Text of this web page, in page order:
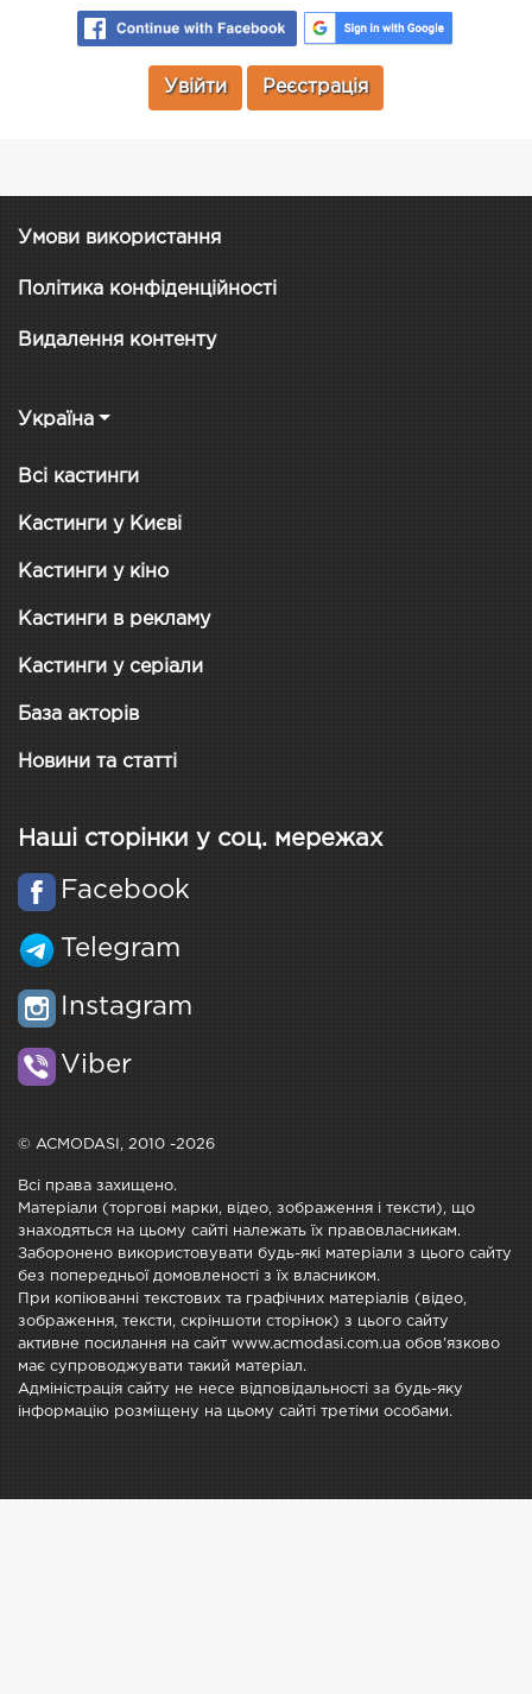
Увійти Реєстрація
Умови використання
Політика конфіденційності
Видалення контенту
Україна
Всі кастинги
Кастинги у Києві
Кастинги у кіно
Кастинги в рекламу
Кастинги у серіали
База акторів
Новини та статті
Наші сторінки у соц. мережах
Facebook
Telegram
Instagram
Viber
© ACMODASI, 2010 -2026
Всі права захищено.
Матеріали (торгові марки, відео, зображення і тексти), що
знаходяться на цьому сайті належать їх правовласникам.
Заборонено використовувати будь-які матеріали з цього сайту
без попередньої домовленості з їх власником.
При копіюванні текстових та графічних матеріалів (відео,
зображення, тексти, скріншоти сторінок) з цього сайту
активне посилання на сайт www.acmodasi.com.ua обов'язково
має супроводжувати такий матеріал.
Адміністрація сайту не несе відповідальності за будь-яку
інформацію розміщену на цьому сайті третіми особами.